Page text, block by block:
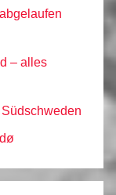
– alles